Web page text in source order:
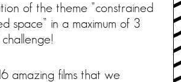
of the theme ”constrained
space” in a maximum of 3
amazing films that we